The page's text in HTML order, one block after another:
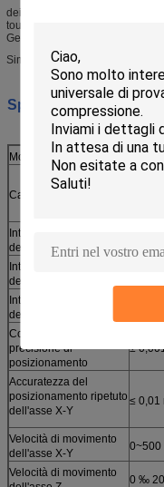
dei prodotti, utilizzare diversi
touch screen per alimentare
Gesto
Simulazione dei test all'interno
Specificità:
Modello
Campione di prova
Intervallo di movimento
dell'asse X
Intervallo di movimento
dell'asse Y
Intervallo di movimento
dell'asse Z
Controllo della
precisione di
posizionamento
±
Accuratezza del
posizionamento ripetuto
dell'asse X-Y
≤ 0,01
Velocità di movimento
dell'asse X-Y
0~500
Velocità di movimento
0 ‰